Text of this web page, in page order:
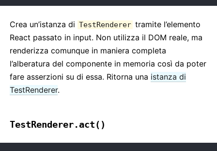
Crea un’istanza di TestRenderer tramite l’elemento
React passato in input. Non utilizza il DOM reale, ma
renderizza comunque in maniera completa
l’alberatura del componente in memoria così da poter
fare asserzioni su di essa. Ritorna una istanza di
TestRenderer.
TestRenderer.act()